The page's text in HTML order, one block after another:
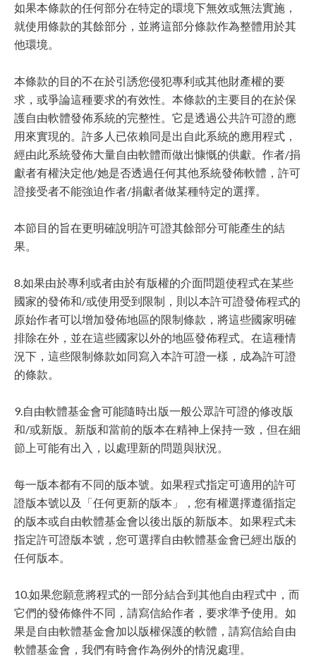
如果本條款的任何部分在特定的環境下無效或無法實施，
就使用條款的其餘部分，並將這部分條款作為整體用於其
他環境。
本條款的目的不在於引誘您侵犯專利或其他財產權的要
求，或爭論這種要求的有效性。本條款的主要目的在於保
護自由軟體發佈系統的完整性。它是透過公共許可證的應
用來實現的。許多人已依賴同是出自此系統的應用程式，
經由此系統發佈大量自由軟體而做出慷慨的供獻。作者/捐
獻者有權決定他/她是否透過任何其他系統發佈軟體，許可
證接受者不能強迫作者/捐獻者做某種特定的選擇。
本節目的旨在更明確說明許可證其餘部分可能產生的結
果。
8.如果由於專利或者由於有版權的介面問題使程式在某些
國家的發佈和/或使用受到限制，則以本許可證發佈程式的
原始作者可以增加發佈地區的限制條款，將這些國家明確
排除在外，並在這些國家以外的地區發佈程式。在這種情
況下，這些限制條款如同寫入本許可證一樣，成為許可證
的條款。
9.自由軟體基金會可能隨時出版一般公眾許可證的修改版
和/或新版。新版和當前的版本在精神上保持一致，但在細
節上可能有出入，以處理新的問題與狀況。
每一版本都有不同的版本號。如果程式指定可適用的許可
證版本號以及「任何更新的版本」，您有權選擇遵循指定
的版本或自由軟體基金會以後出版的新版本。如果程式未
指定許可證版本號，您可選擇自由軟體基金會已經出版的
任何版本。
10.如果您願意將程式的一部分結合到其他自由程式中，而
它們的發佈條件不同，請寫信給作者，要求準予使用。如
果是自由軟體基金會加以版權保護的軟體，請寫信給自由
軟體基金會，我們有時會作為例外的情況處理。